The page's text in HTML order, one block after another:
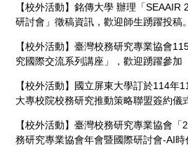
【校外活動】銘傳大學 辦理「
研討會」徵稿資訊，歡迎師生踴躍投稿。
【校外活動】臺灣校務研究專業協會
究國際交流系列講座」，歡迎踴躍參加
【校外活動】國立屏東大學訂於114年
大專校院校務研究推動策略聯盟簽約儀
【校外活動】臺灣校務研究專業協會
務研究專業協會年會暨國際研討會-AI